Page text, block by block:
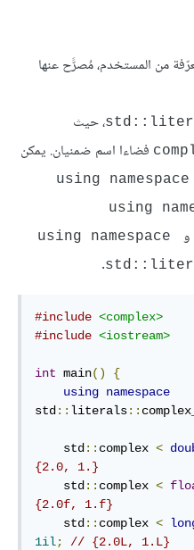
من المستخدم، مُصرًّح عنها
، حيث
فضاءا اسم ضمنيان. يمكن
using namespace
using
و
using namespace
.
#include <complex>
#include <iostream>
int main()
{
using namespace
std :: literals::
    std
:: complex <
{2.0, 1.}
    std
:: complex <
{2.0f, 1.f}
    std
:: complex <
1il; // {2.0L, 1.L}